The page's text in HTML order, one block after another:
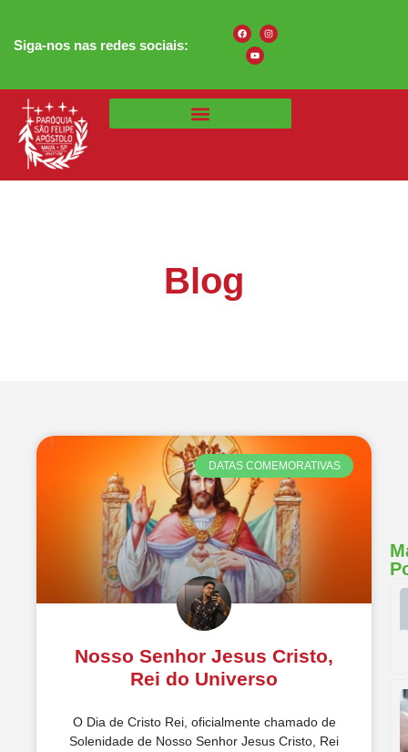
Siga-nos nas redes sociais:
Blog
DATAS COMEMORATIVAS
Nosso Senhor Jesus Cristo,
Rei do Universo
O Dia de Cristo Rei, oficialmente chamado de
Solenidade de Nosso Senhor Jesus Cristo, Rei